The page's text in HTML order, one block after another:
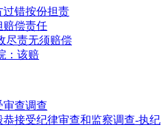
过错按份担责
赔偿责任
尽责无须赔偿
：该赔
审查调查
接受纪律审查和监察调查-执纪